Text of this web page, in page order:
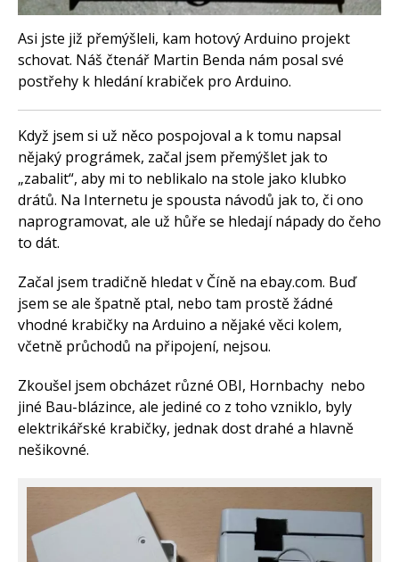
Arduino Software
Tutoriály
Arduino projekty
Arduino s Massimem Banzim
Arduino se Zbyškem Vodou
Arduino v příkladech
Tinylab
Makeblock
Micro:bit
Videa
Asi jste již přemýšleli, kam hotový Arduino projekt
schovat. Náš čtenář Martin Benda nám posal své
postřehy k hledání krabiček pro Arduino.
Když jsem si už něco pospojoval a k tomu napsal
nějaký prográmek, začal jsem přemýšlet jak to
„zabalit“, aby mi to neblikalo na stole jako klubko
drátů. Na Internetu je spousta návodů jak to, či ono
naprogramovat, ale už hůře se hledají nápady do čeho
to dát.
Začal jsem tradičně hledat v Číně na ebay.com. Buď
jsem se ale špatně ptal, nebo tam prostě žádné
vhodné krabičky na Arduino a nějaké věci kolem,
včetně průchodů na připojení, nejsou.
Zkoušel jsem obcházet různé OBI, Hornbachy nebo
jiné Bau-blázince, ale jediné co z toho vzniklo, byly
elektrikářské krabičky, jednak dost drahé a hlavně
nešikovné.